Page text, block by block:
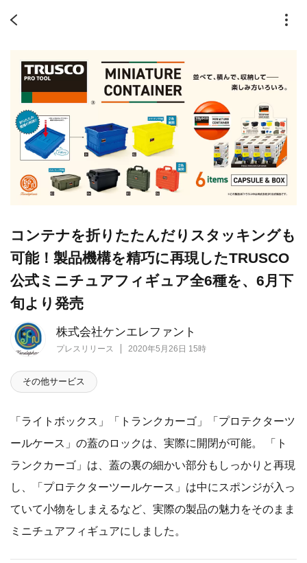
株式会社ケンエレファント
プレスリリース 2020年5月26日 15時
コンテナを折りたたんだりスタッキングも
可能！製品機構を精巧に再現したTRUSCO
公式ミニチュアフィギュア全6種を、6月下
旬より発売
その他サービス
「ライトボックス」「トランクカーゴ」「プロテクターツ
ールケース」の蓋のロックは、実際に開閉が可能。 「ト
ランクカーゴ」は、蓋の裏の細かい部分もしっかりと再現
し、「プロテクターツールケース」は中にスポンジが入っ
ていて小物をしまえるなど、実際の製品の魅力をそのまま
ミニチュアフィギュアにしました。